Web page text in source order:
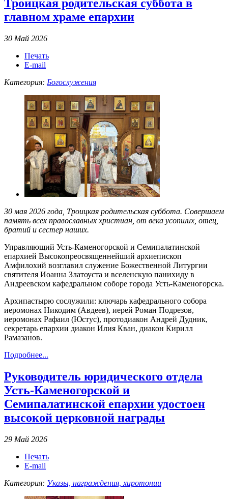
Троицкая родительская суббота в
главном храме епархии
30 Май 2026
Печать
E-mail
Категория: Богослужения
30 мая 2026 года, Троицкая родительская суббота. Совершаем
память всех православных христиан, от века усопших, отец,
братий и сестер наших.
Управляющий Усть-Каменогорской и Семипалатинской
епархией Высокопреосвященнейший архиепископ
Амфилохий возглавил служение Божественной Литургии
святителя Иоанна Златоуста и вселенскую панихиду в
Андреевском кафедральном соборе города Усть-Каменогорска.
Архипастырю сослужили: ключарь кафедрального собора
иеромонах Никодим (Авдеев), иерей Роман Подрезов,
иеромонах Рафаил (Юстус), протодиакон Андрей Дудник,
секретарь епархии диакон Илия Кван, диакон Кирилл
Рамазанов.
Подробнее...
Руководитель юридического отдела
Усть-Каменогорской и
Семипалатинской епархии удостоен
высокой церковной награды
29 Май 2026
Печать
E-mail
Категория: Указы, награждения, хиротонии